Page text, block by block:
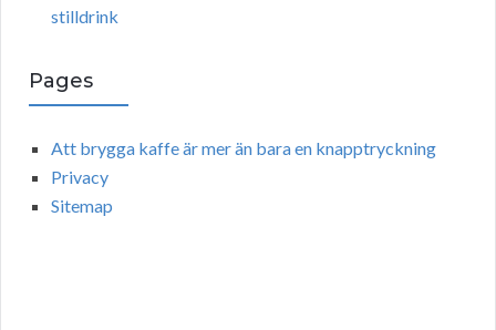
stilldrink
Pages
Att brygga kaffe är mer än bara en knapptryckning
Privacy
Sitemap